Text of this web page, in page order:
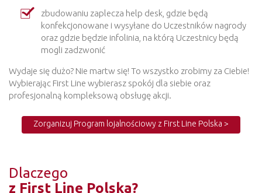
zbudowaniu zaplecza help desk, gdzie będą
konfekcjonowane i wysyłane do Uczestników nagrody
oraz gdzie będzie infolinia, na którą Uczestnicy będą
mogli zadzwonić
Wydaje się dużo? Nie martw się! To wszystko zrobimy za Ciebie!
Wybierając First Line wybierasz spokój dla siebie oraz
profesjonalną kompleksową obsługę akcji.
Zorganizuj Program lojalnościowy z First Line Polska >
Dlaczego
z First Line Polska?